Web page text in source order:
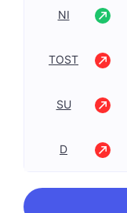
NI
TOST
SU
D